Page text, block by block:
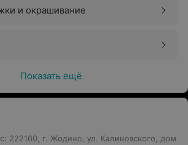
и окрашивание
Показать ещё
222160, г. Жодино, ул. Калиновского, дом